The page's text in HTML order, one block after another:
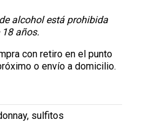
alcohol está prohibida
años.
con retiro en el punto
o envío a domicilio.
sulfitos